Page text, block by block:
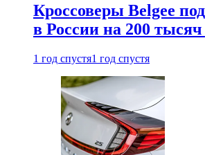
Кроссоверы Belgee
в России на 200 тысяч
1 год спустя1 год спустя